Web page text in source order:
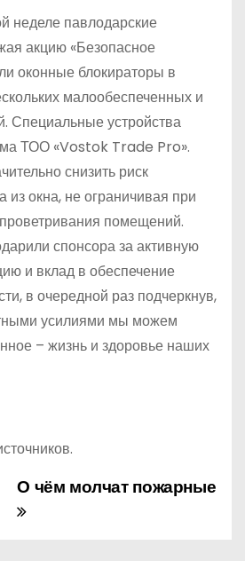
неделе павлодарские
акцию «Безопасное
оконные блокираторы в
малообеспеченных и
Специальные устройства
ТОО «Vostok Trade Pro».
снизить риск
из окна, не ограничивая при
помещений.
спонсора за активную
и вклад в обеспечение
в очередной раз подчеркнув,
усилиями мы можем
– жизнь и здоровье наших
О чём молчат пожарные